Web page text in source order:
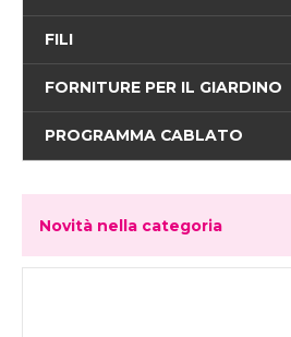
FILI
FORNITURE PER IL GIARDINO
PROGRAMMA CABLATO
Novità nella categoria